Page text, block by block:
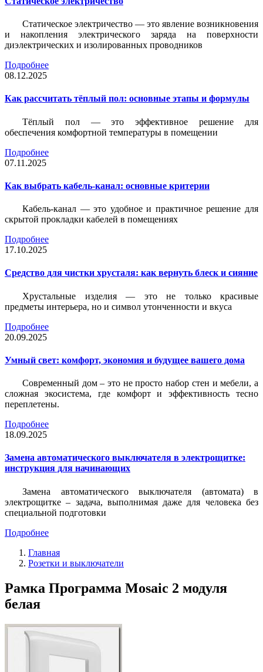
Статическое электричество — это явление возникновения
и накопления электрического заряда на поверхности
диэлектрических и изолированных проводников
Подробнее
08.12.2025
Как рассчитать тёплый пол: основные этапы и формулы
Тёплый пол — это эффективное решение для
обеспечения комфортной температуры в помещении
Подробнее
07.11.2025
Как выбрать кабель-канал: основные критерии
Кабель-канал — это удобное и практичное решение для
скрытой прокладки кабелей в помещениях
Подробнее
17.10.2025
Средство для чистки хрусталя: как вернуть блеск и сияние
Хрустальные изделия — это не только красивые
предметы интерьера, но и символ утонченности и вкуса
Подробнее
20.09.2025
Умный свет: комфорт, экономия и будущее вашего дома
Современный дом – это не просто набор стен и мебели, а
сложная экосистема, где комфорт и эффективность тесно
переплетены.
Подробнее
18.09.2025
Замена автоматического выключателя в электрощитке:
инструкция для начинающих
Замена автоматического выключателя (автомата) в
электрощитке – задача, выполнимая даже для человека без
специальной подготовки
Подробнее
Главная
Розетки и выключатели
Рамка Программа Mosaic 2 модуля
белая